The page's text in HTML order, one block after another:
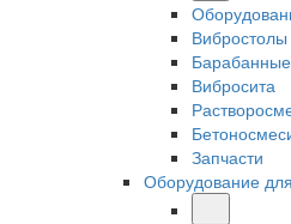
Вибростолы
Вибросита
Запчасти
Оборудование